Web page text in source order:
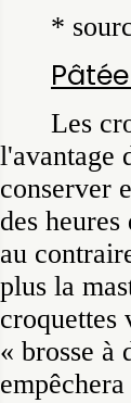
*
Les
l'avantage
conserver
des
au
plus la
croquettes
« brosse à